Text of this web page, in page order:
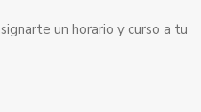
un horario y curso a tu